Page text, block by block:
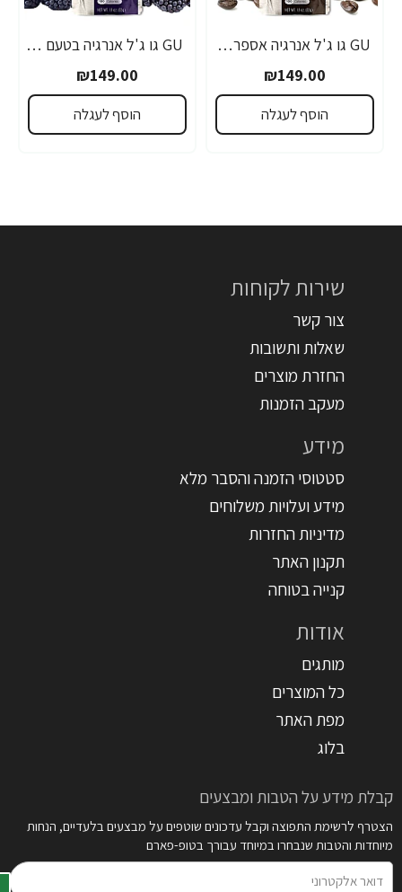
GU גו ג'ל אנרגיה אספרסו 32 גרם - 24 יחידות
₪149.00
הוסף לעגלה
GU גו ג'ל אנרגיה בטעם פטל שחור 32 גרם - 24 יחידות
₪149.00
הוסף לעגלה
שירות לקוחות
צור קשר
שאלות ותשובות
החזרת מוצרים
מעקב הזמנות
מידע
סטטוסי הזמנה והסבר מלא
מידע ועלויות משלוחים
מדיניות החזרות
תקנון האתר
קנייה בטוחה
אודות
מותגים
כל המוצרים
מפת האתר
בלוג
קבלת מידע על הטבות ומבצעים
הצטרף לרשימת התפוצה וקבל עדכונים שוטפים על מבצעים בלעדיים, הנחות
מיוחדות והטבות שנבחרו במיוחד עבורך בטופ-פארם